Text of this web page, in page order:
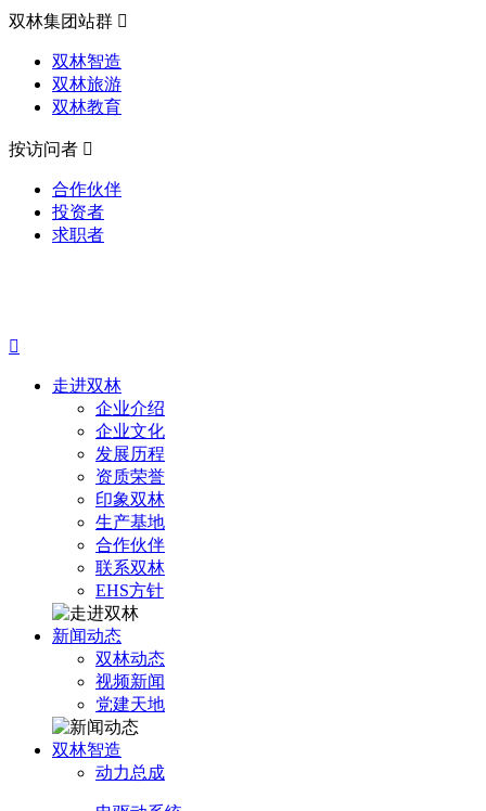
双林集团站群 
双林智造
双林旅游
双林教育
按访问者 
合作伙伴
投资者
求职者

走进双林
企业介绍
企业文化
发展历程
资质荣誉
印象双林
生产基地
合作伙伴
联系双林
EHS方针
新闻动态
双林动态
视频新闻
党建天地
双林智造
动力总成